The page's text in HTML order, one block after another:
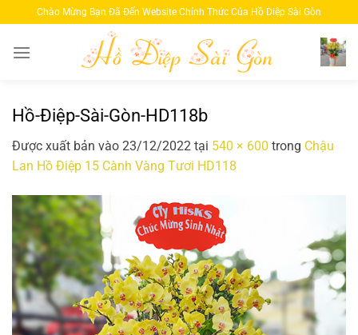
qua
nội
Chào Mừng Bạn Đã Đến Website Chính Thức Của Hồ Diệp Sài Gòn
Hồ-Điệp-Sài-Gòn-HD118b
Được xuất bản vào 23/12/2022 tại 540 × 600 trong Chậu
Lan Hồ Điệp 15 Cành Vàng Tươi HD118